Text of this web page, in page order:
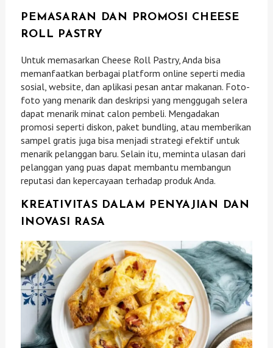
PEMASARAN DAN PROMOSI CHEESE
ROLL PASTRY
Untuk memasarkan Cheese Roll Pastry, Anda bisa
memanfaatkan berbagai platform online seperti media
sosial, website, dan aplikasi pesan antar makanan. Foto-
foto yang menarik dan deskripsi yang menggugah selera
dapat menarik minat calon pembeli. Mengadakan
promosi seperti diskon, paket bundling, atau memberikan
sampel gratis juga bisa menjadi strategi efektif untuk
menarik pelanggan baru. Selain itu, meminta ulasan dari
pelanggan yang puas dapat membantu membangun
reputasi dan kepercayaan terhadap produk Anda.
KREATIVITAS DALAM PENYAJIAN DAN
INOVASI RASA